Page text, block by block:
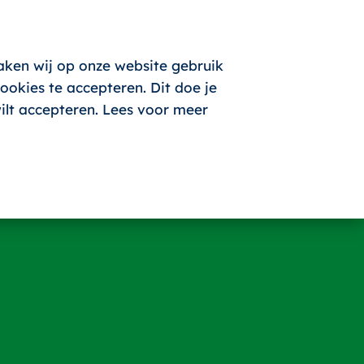
wij op onze website gebruik
te accepteren. Dit doe je
accepteren. Lees voor meer